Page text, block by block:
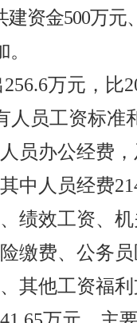
建资金500万元
。
256.6万元，比
人员工资标准
员办公经费
中人员经费
绩效工资、
缴费、公务
其他工资福